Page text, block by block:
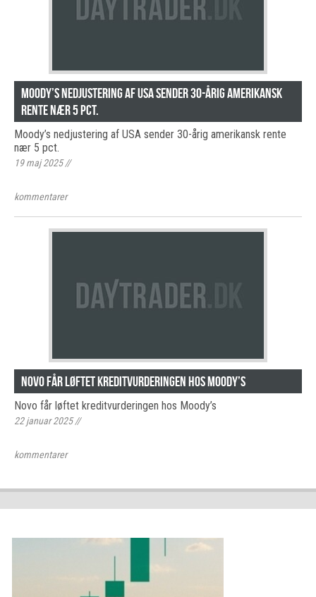
Moody’s nedjustering af USA sender 30-årig amerikansk
rente nær 5 pct.
Moody’s nedjustering af USA sender 30-årig amerikansk rente
nær 5 pct.
19 maj 2025//
kommentarer
Novo får løftet kreditvurderingen hos Moody’s
Novo får løftet kreditvurderingen hos Moody’s
22 januar 2025//
kommentarer